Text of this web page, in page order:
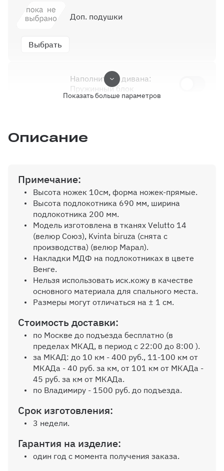
Выбрать
Доп. подушки
Наполнитель дивана:
Пружинный блок
Наполнитель дивана:
Независимые пружины
Показать больше параметров
Описание
Примечание:
Высота ножек 10см, форма ножек-прямые.
Высота подлокотника 690 мм, ширина
подлокотника 200 мм.
Модель изготовлена в тканях Velutto 14
(велюр Союз), Kvinta biruza (снята с
производства) (велюр Марал).
Накладки МДФ на подлокотниках в цвете
Венге.
Нельзя использовать иск.кожу в качестве
основного материала для спального места.
Размеры могут отличаться на ± 1 см.
Стоимость доставки:
по Москве до подъезда бесплатно (в
пределах МКАД, в период с 22:00 до 8:00 ).
за МКАД: до 10 км - 400 руб., 11-100 км от
МКАДа - 40 руб. за км, от 101 км от МКАДа -
45 руб. за км от МКАДа.
по Владимиру - 1500 руб. до подъезда.
Срок изготовления:
3 недели.
Гарантия на изделие:
один год с момента получения заказа.